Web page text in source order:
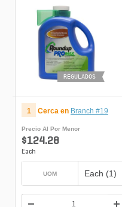
REGULADOS
1 Cerca en Branch #19
Precio Al Por Menor
$124.28
Each
UOM Each (1)